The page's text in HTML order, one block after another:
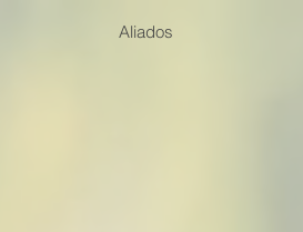
Aliados